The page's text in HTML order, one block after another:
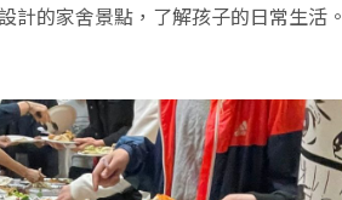
的家舍景點，了解孩子的日常生活。